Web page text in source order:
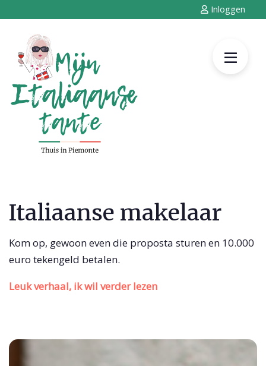
Inloggen
Italiaanse makelaar
Kom op, gewoon even die proposta sturen en 10.000
euro tekengeld betalen.
Leuk verhaal, ik wil verder lezen